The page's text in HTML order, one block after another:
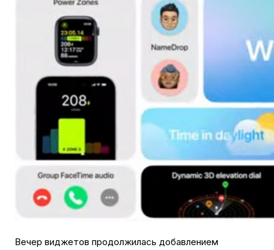
Вечер виджетов продолжилась добавлением